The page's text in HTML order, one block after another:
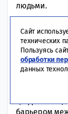
людьми.
властью
здесь я
что многим
жалобу,
проблемы
барьером
Сайт
технических
Пользуясь
обработки
данных